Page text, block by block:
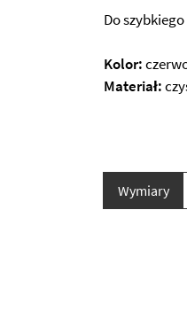
Do
Kolor:
Materiał:
Wymiary